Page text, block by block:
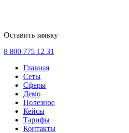
Оставить заявку
8 800 775 12 31
Главная
Сеты
Сферы
Демо
Полезное
Кейсы
Тарифы
Контакты